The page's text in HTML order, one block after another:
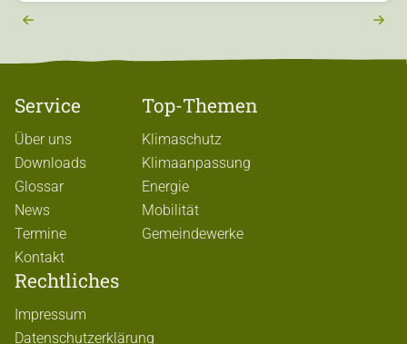
r
Service
Über uns
Downloads
Glossar
News
Termine
Kontakt
Top-Themen
Klimaschutz
Klimaanpassung
Energie
Mobilität
Gemeindewerke
Rechtliches
Impressum
Datenschutzerklärung